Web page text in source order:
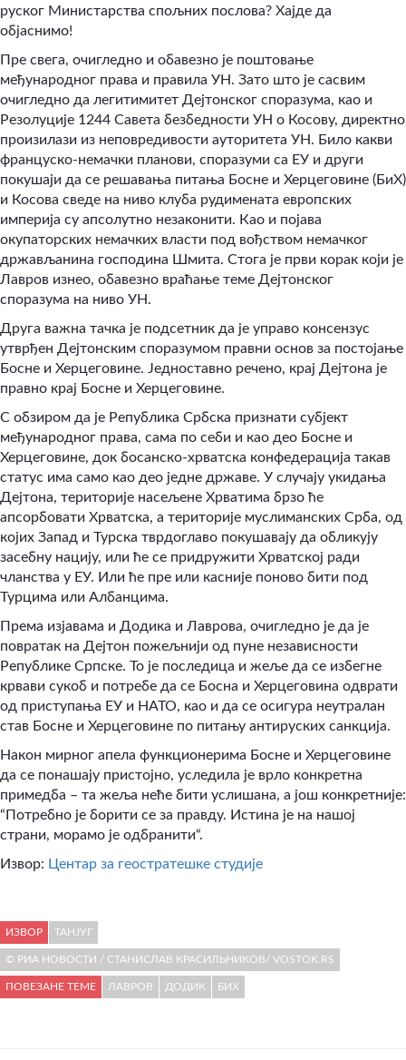
руског Министарства спољних послова? Хајде да
објаснимо!
Пре свега, очигледно и обавезно је поштовање
међународног права и правила УН. Зато што је сасвим
очигледно да легитимитет Дејтонског споразума, као и
Резолуције 1244 Савета безбедности УН о Косову, директно
произилази из неповредивости ауторитета УН. Било какви
француско-немачки планови, споразуми са ЕУ и други
покушаји да се решавања питања Босне и Херцеговине (БиХ)
и Косова сведе на ниво клуба рудимената европских
империја су апсолутно незаконити. Као и појава
окупаторских немачких власти под вођством немачког
држављанина господина Шмита. Стога је први корак који је
Лавров изнео, обавезно враћање теме Дејтонског
споразума на ниво УН.
Друга важна тачка је подсетник да је управо консензус
утврђен Дејтонским споразумом правни основ за постојање
Босне и Херцеговине. Једноставно речено, крај Дејтона је
правно крај Босне и Херцеговине.
С обзиром да је Република Србска признати субјект
међународног права, сама по себи и као део Босне и
Херцеговине, док босанско-хрватска конфедерација такав
статус има само као део једне државе. У случају укидања
Дејтона, територије насељене Хрватима брзо ће
апсорбовати Хрватска, а територије муслиманских Срба, од
којих Запад и Турска тврдоглаво покушавају да обликују
засебну нацију, или ће се придружити Хрватској ради
чланства у ЕУ. Или ће пре или касније поново бити под
Турцима или Албанцима.
Према изјавама и Додика и Лаврова, очигледно је да је
повратак на Дејтон пожељнији од пуне независности
Републике Српске. То је последица и жеље да се избегне
крвави сукоб и потребе да се Босна и Херцеговина одврати
од приступања ЕУ и НАТО, као и да се осигура неутралан
став Босне и Херцеговине по питању антируских санкција.
Након мирног апела функционерима Босне и Херцеговине
да се понашају пристојно, уследила је врло конкретна
примедба – та жеља неће бити услишана, а још конкретније:
“Потребно је борити се за правду. Истина је на нашој
страни, морамо је одбранити“.
Извор: Центар за геостратешке студије
ИЗВОР ТАНЈУГ
© РИА НОВОСТИ / СТАНИСЛАВ КРАСИЛЬНИКОВ/ VOSTOK.RS
ПОВЕЗАНЕ ТЕМЕ ЛАВРОВ ДОДИК БИХ